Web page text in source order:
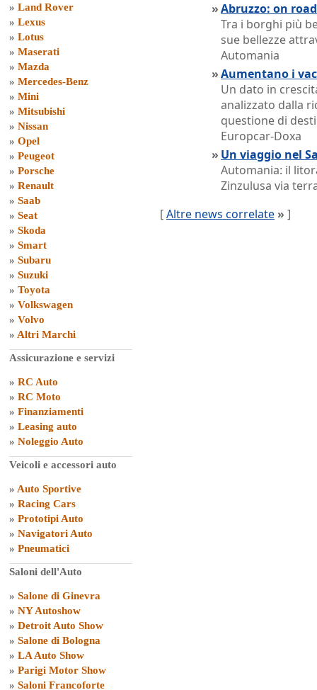
» Land Rover
» Lexus
» Lotus
» Maserati
» Mazda
» Mercedes-Benz
» Mini
» Mitsubishi
» Nissan
» Opel
» Peugeot
» Porsche
» Renault
» Saab
» Seat
» Skoda
» Smart
» Subaru
» Suzuki
» Toyota
» Volkswagen
» Volvo
» Altri Marchi
Assicurazione e servizi
» RC Auto
» RC Moto
» Finanziamenti
» Leasing auto
» Noleggio Auto
Veicoli e accessori auto
» Auto Sportive
» Racing Cars
» Prototipi Auto
» Navigatori Auto
» Pneumatici
Saloni dell'Auto
» Salone di Ginevra
» NY Autoshow
» Detroit Auto Show
» Salone di Bologna
» LA Auto Show
» Parigi Motor Show
» Saloni Francoforte
»Abruzzo: on
Tra i borghi più
sue bellezze
Automania
»Aumentano i
Un dato in
analizzato dalla
questione di
Europcar-Doxa
» Un viaggio nel
Automania: il
Zinzulusa via
[Altre news correlate » ]